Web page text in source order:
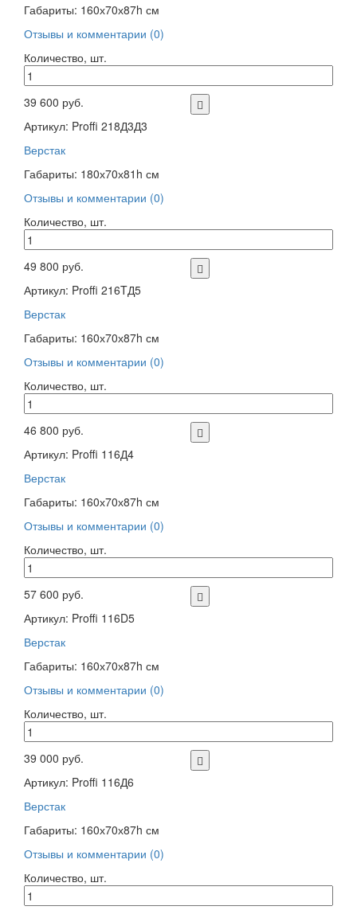
Габариты: 160х70х87h см
Отзывы и комментарии (0)
Количество, шт.
39 600 руб.
Артикул: Proffi 218Д3Д3
Верстак
Габариты: 180х70х81h см
Отзывы и комментарии (0)
Количество, шт.
49 800 руб.
Артикул: Proffi 216TД5
Верстак
Габариты: 160х70х87h см
Отзывы и комментарии (0)
Количество, шт.
46 800 руб.
Артикул: Proffi 116Д4
Верстак
Габариты: 160х70х87h см
Отзывы и комментарии (0)
Количество, шт.
57 600 руб.
Артикул: Proffi 116D5
Верстак
Габариты: 160х70х87h см
Отзывы и комментарии (0)
Количество, шт.
39 000 руб.
Артикул: Proffi 116Д6
Верстак
Габариты: 160х70х87h см
Отзывы и комментарии (0)
Количество, шт.